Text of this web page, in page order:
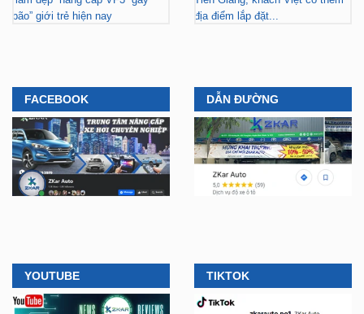
bão” giới trẻ hiện nay
địa điểm lắp đặt...
FACEBOOK DẪN ĐƯỜNG
YOUTUBE TIKTOK